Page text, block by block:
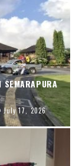
July 17, 2026